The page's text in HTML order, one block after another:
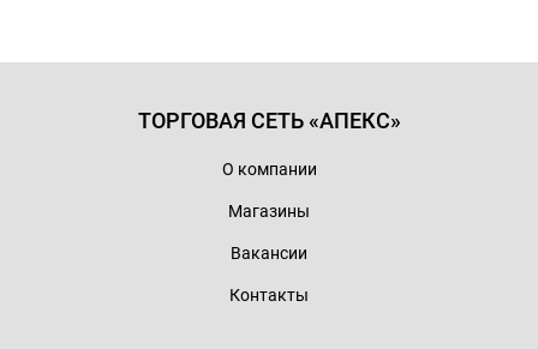
ТОРГОВАЯ СЕТЬ «АПЕКС»
О компании
Магазины
Вакансии
Контакты